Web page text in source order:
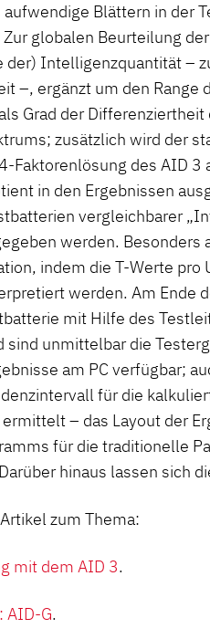
Blättern in der
globalen Beurteilung
der) Intelligenzquantität –
–, ergänzt um den Range
Grad der Differenziertheit
zusätzlich wird der
Faktorenlösung des AID 3
in den Ergebnissen
vergleichbarer
werden. Besonders
indem die T-Werte pro
werden. Am Ende
mit Hilfe des
sind unmittelbar die
am PC verfügbar;
für die
– das Layout der
für die traditionelle
hinaus lassen sich
zum Thema:
mit dem AID 3.
AID-G.